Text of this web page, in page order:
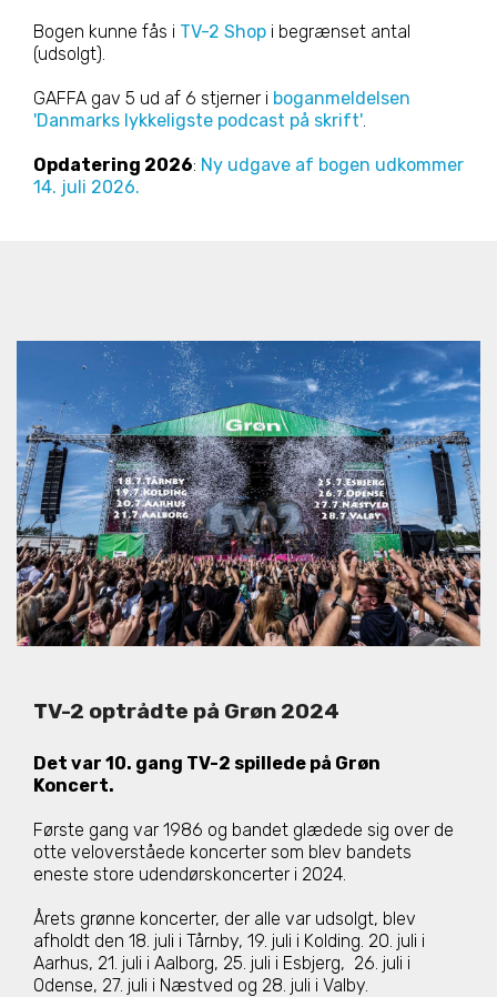
Bogen kunne fås i TV-2 Shop i begrænset antal
(udsolgt).
GAFFA gav 5 ud af 6 stjerner i boganmeldelsen
'Danmarks lykkeligste podcast på skrift'.
Opdatering 2026: Ny udgave af bogen udkommer
14. juli 2026.
TV-2 optrådte på Grøn 2024
Det var 10. gang TV-2 spillede på Grøn
Koncert.
Første gang var 1986 og bandet glædede sig over de
otte veloverståede koncerter som blev bandets
eneste store udendørskoncerter i 2024.
Årets grønne koncerter, der alle var udsolgt, blev
afholdt den 18. juli i Tårnby, 19. juli i Kolding. 20. juli i
Aarhus, 21. juli i Aalborg, 25. juli i Esbjerg, 26. juli i
Odense, 27. juli i Næstved og 28. juli i Valby.
Copyright © TV-2 & Stjernekasterne - Oplysninger kan frit
citeres med kildeangivelse · Redaktion & layout:
Stjernekasterne ·Privatlivspolitik